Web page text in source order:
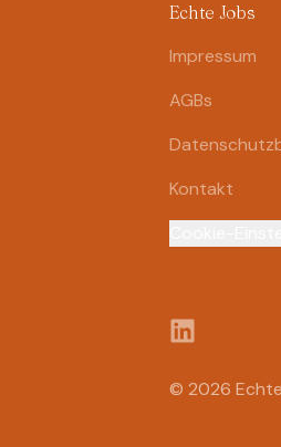
Echte Jobs
Impressum
AGBs
Kontakt
LinkedIn
© 2026